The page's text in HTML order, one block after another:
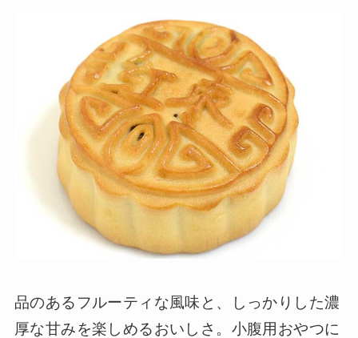
品のあるフルーティな風味と、しっかりした濃
厚な甘みを楽しめるおいしさ。小腹用おやつに